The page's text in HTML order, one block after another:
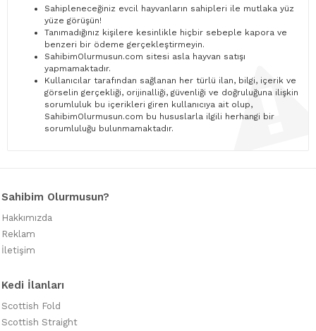
Sahipleneceğiniz evcil hayvanların sahipleri ile mutlaka yüz
yüze görüşün!
Tanımadığınız kişilere kesinlikle hiçbir sebeple kapora ve
benzeri bir ödeme gerçekleştirmeyin.
SahibimOlurmusun.com sitesi asla hayvan satışı
yapmamaktadır.
Kullanıcılar tarafından sağlanan her türlü ilan, bilgi, içerik ve
görselin gerçekliği, orijinalliği, güvenliği ve doğruluğuna ilişkin
sorumluluk bu içerikleri giren kullanıcıya ait olup,
SahibimOlurmusun.com bu hususlarla ilgili herhangi bir
sorumluluğu bulunmamaktadır.
Sahibim Olurmusun?
Hakkımızda
Reklam
İletişim
Kedi İlanları
Scottish Fold
Scottish Straight